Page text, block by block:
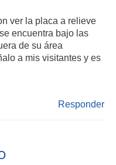
ver la placa a relieve
encuentra bajo las
de su área
a mis visitantes y es
Responder